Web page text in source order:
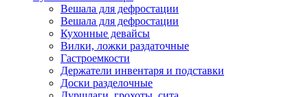
Вешала для дефростации
Вешала для дефростации
Кухонные девайсы
Вилки, ложки раздаточные
Гастроемкости
Держатели инвентаря и подставки
Доски разделочные